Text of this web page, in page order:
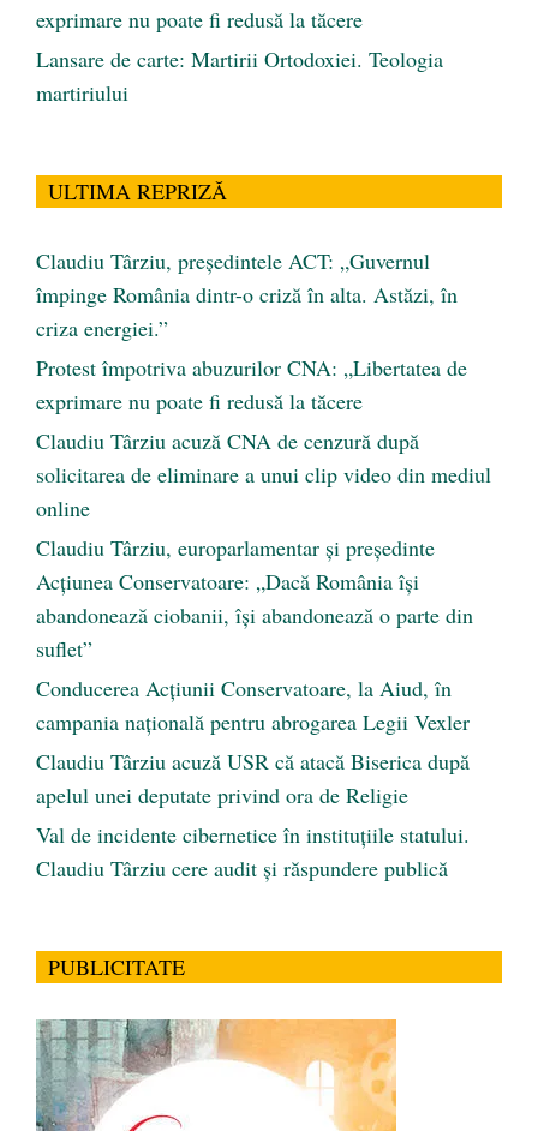
exprimare nu poate fi redusă la tăcere
Lansare de carte: Martirii Ortodoxiei. Teologia
martiriului
ULTIMA REPRIZĂ
Claudiu Târziu, președintele ACT: „Guvernul
împinge România dintr-o criză în alta. Astăzi, în
criza energiei.”
Protest împotriva abuzurilor CNA: „Libertatea de
exprimare nu poate fi redusă la tăcere
Claudiu Târziu acuză CNA de cenzură după
solicitarea de eliminare a unui clip video din mediul
online
Claudiu Târziu, europarlamentar și președinte
Acțiunea Conservatoare: „Dacă România își
abandonează ciobanii, își abandonează o parte din
suflet”
Conducerea Acțiunii Conservatoare, la Aiud, în
campania națională pentru abrogarea Legii Vexler
Claudiu Târziu acuză USR că atacă Biserica după
apelul unei deputate privind ora de Religie
Val de incidente cibernetice în instituțiile statului.
Claudiu Târziu cere audit și răspundere publică
PUBLICITATE